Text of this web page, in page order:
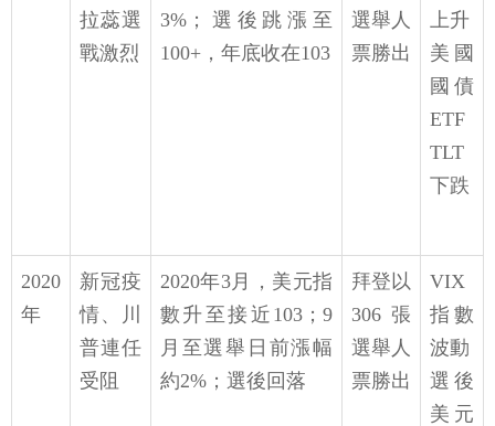
拉蕊選
戰激烈
3%；選後跳漲至
100+，年底收在103
選舉人
票勝出
上升
美國
國債
ETF
TLT
下跌
2020
年
新冠疫
情、川
普連任
受阻
2020年3月，美元指
數升至接近103；9
月至選舉日前漲幅
約2%；選後回落
拜登以
306張
選舉人
票勝出
VIX
指數
波動
選後
美元